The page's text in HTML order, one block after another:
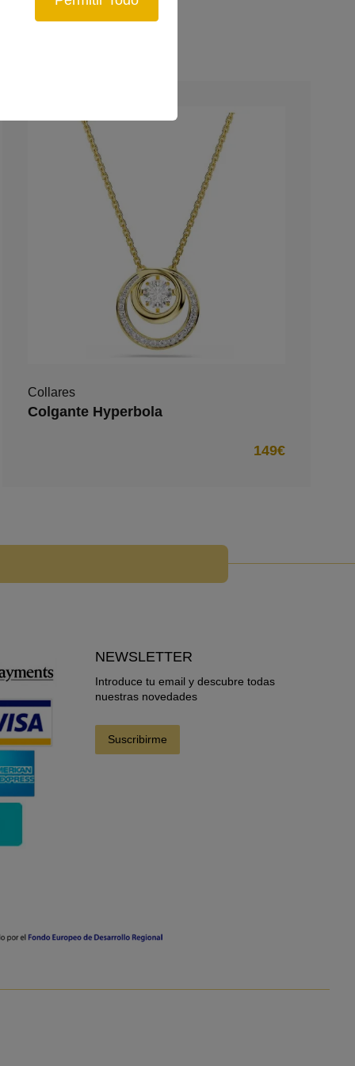
Collares
Colgante Hyperbola
149€
NEWSLETTER
Introduce tu email y descubre todas
nuestras novedades
Suscribirme